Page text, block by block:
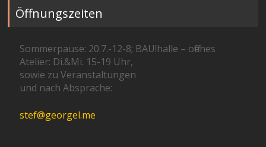
Öffnungszeiten
Sommerpause: 20.7.-12-8; BAU!halle – offenes
Atelier: Di.&Mi. 15-19 Uhr,
sowie zu Veranstaltungen
und nach Absprache:
stef@georgel.me